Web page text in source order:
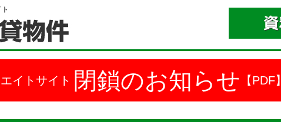
イトサイト 閉鎖のお知らせ 【PDF】